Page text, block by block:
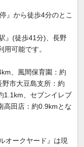
』から徒歩4分のとこ
』(徒歩41分)、長野
可能です。
、風間保育園：約
市大豆島支所：約
1.1km、セブンイレブ
高田店：約0.9kmとな
オークヤード』は現